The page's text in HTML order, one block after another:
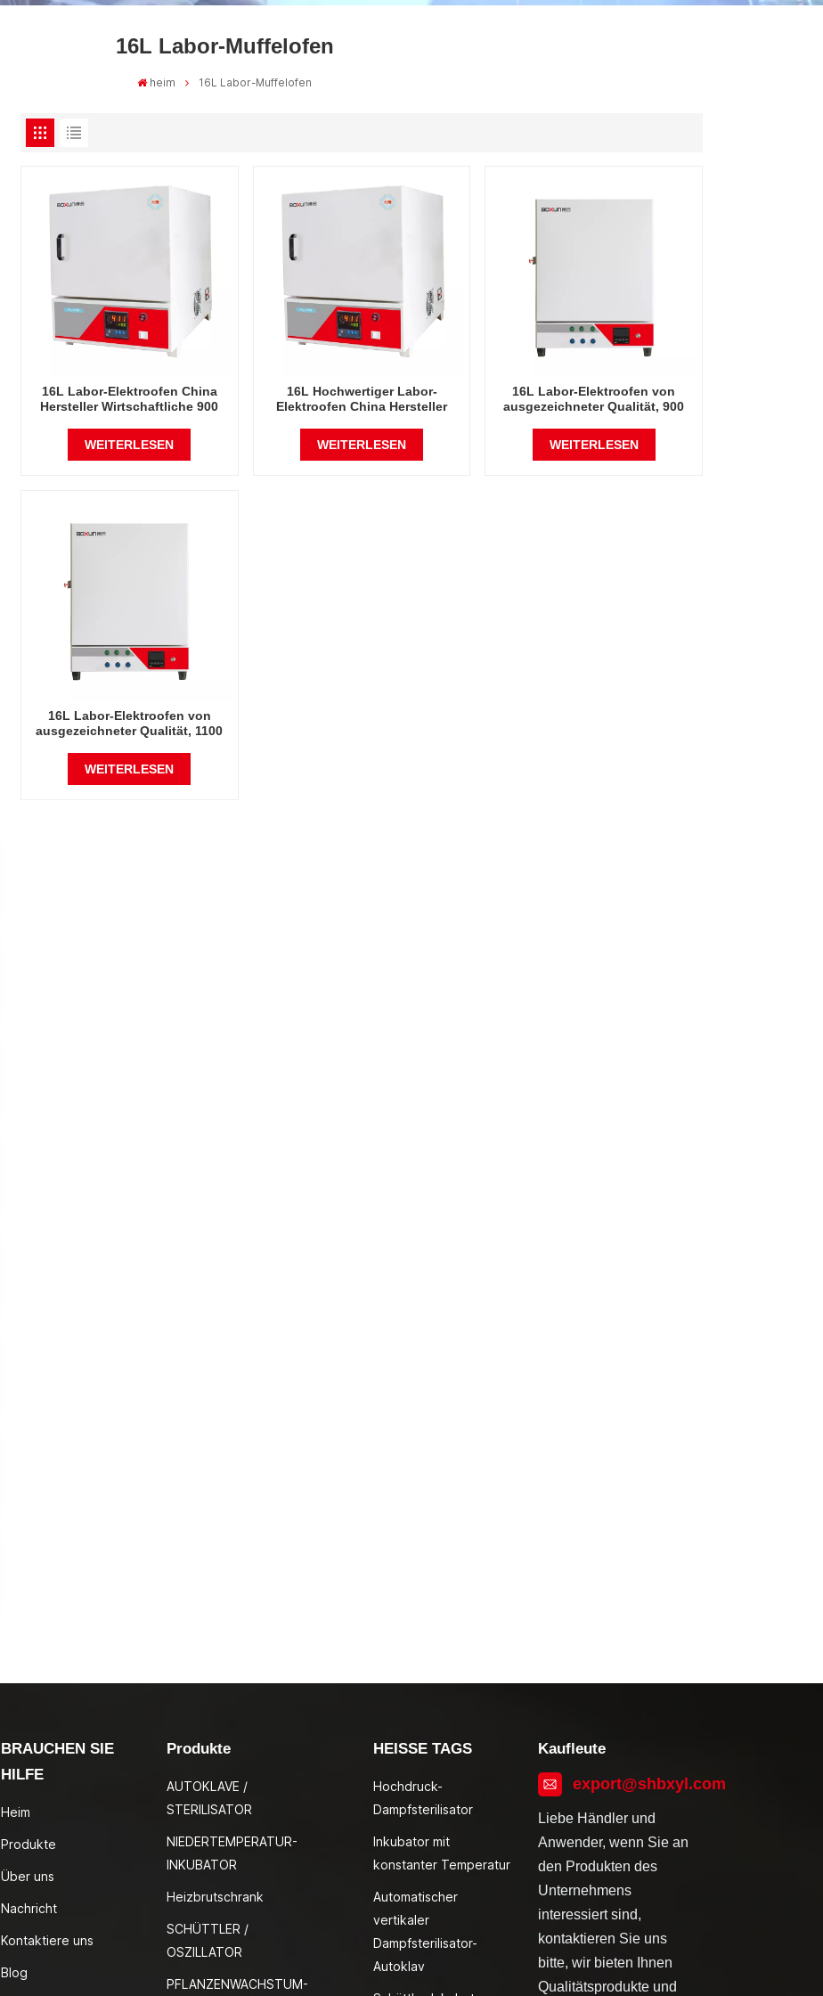
16L Labor-Muffelofen
heim 16L Labor-Muffelofen
16L Labor-Elektroofen China
Hersteller Wirtschaftliche 900
WEITERLESEN
16L Hochwertiger Labor-
Elektroofen China Hersteller
Industrieöfen
WEITERLESEN
16L Labor-Elektroofen von
ausgezeichneter Qualität, 900
WEITERLESEN
16L Labor-Elektroofen von
ausgezeichneter Qualität, 1100
WEITERLESEN
BRAUCHEN SIE
HILFE
Heim
Produkte
Über uns
Nachricht
Kontaktiere uns
Blog
Produkte
AUTOKLAVE /
STERILISATOR
NIEDERTEMPERATUR-
INKUBATOR
Heizbrutschrank
SCHÜTTLER /
OSZILLATOR
PFLANZENWACHSTUM-
HEISSE TAGS
Hochdruck-
Dampfsterilisator
Inkubator mit
konstanter Temperatur
Automatischer
vertikaler
Dampfsterilisator-
Autoklav
Kaufleute
export@shbxyl.com
Liebe Händler und
Anwender, wenn Sie an
den Produkten des
Unternehmens
interessiert sind,
kontaktieren Sie uns
bitte, wir bieten Ihnen
Qualitätsprodukte und